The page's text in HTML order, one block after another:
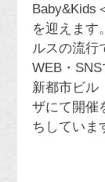
Baby&Kids
を迎えます
ルスの流行
WEB・
新都市ビル
ザにて開催
ちしていま